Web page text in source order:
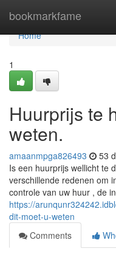
bookmarkfame
Home
Home
1
Huurprijs te
weten.
amaanmpga826493 53
Is een huurprijs wellicht te
verschillende redenen om
controle van uw huur , de
https://
dit-moet-u-weten
Comments